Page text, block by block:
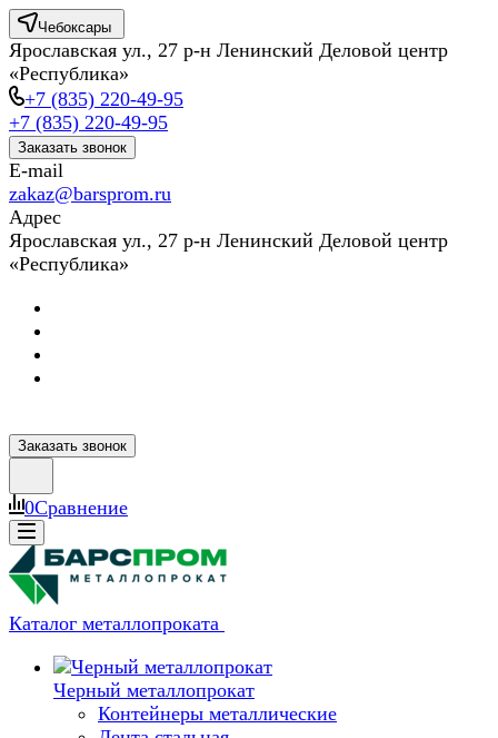
Чебоксары
Ярославская ул., 27 р-н Ленинский Деловой центр
«Республика»
+7 (835) 220-49-95
+7 (835) 220-49-95
Заказать звонок
E-mail
zakaz@barsprom.ru
Адрес
Ярославская ул., 27 р-н Ленинский Деловой центр
«Республика»
Заказать звонок
0Сравнение
Каталог металлопроката
Черный металлопрокат
Контейнеры металлические